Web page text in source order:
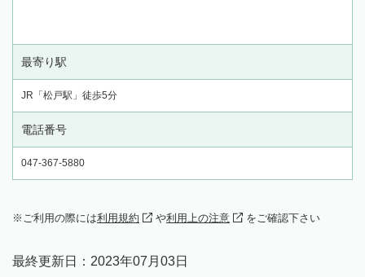
最寄り駅
JR「松戸駅」徒歩5分
電話番号
047-367-5880
ご利用の際には利用規約 や利用上の注意 をご確認下さい
最終更新日： 2023年07月03日